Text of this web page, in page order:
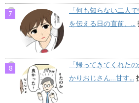
「何も知らない二人
を伝える日の直前、...
「帰ってきてくれた
かりおじさん…甘す...